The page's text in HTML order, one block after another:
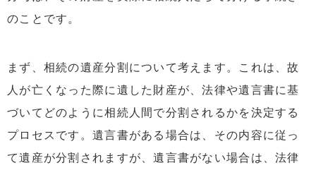
のことです。
まず、相続の遺産分割について考えます。これは、故
人が亡くなった際に遺した財産が、法律や遺言書に基
づいてどのように相続人間で分割されるかを決定する
プロセスです。遺言書がある場合は、その内容に従っ
て遺産が分割されますが、遺言書がない場合は、法律